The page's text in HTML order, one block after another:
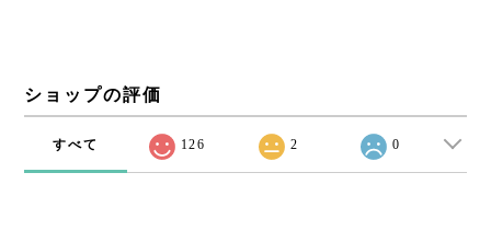
ショップの評価
すべて 126 2 0